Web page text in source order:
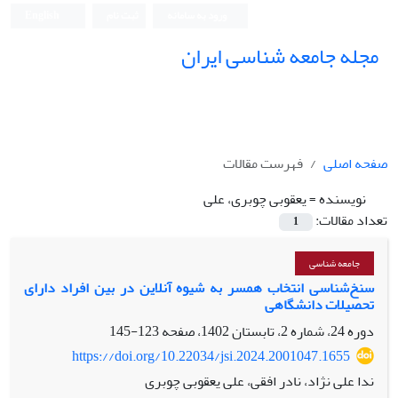
مجله جامعه شناسی ایران
صفحه اصلی
فهرست مقالات
نویسنده =یعقوبی چوبری، علی
تعداد مقالات:
1
جامعه شناسی
سنخ‌شناسی انتخاب همسر به شیوه آنلاین در بین افراد دارای
تحصیلات دانشگاهی
دوره 24، شماره 2، تابستان 1402، صفحه
123-145
https://doi.org/10.22034/jsi.2024.2001047.1655
ندا علی نژاد، نادر افقی، علی یعقوبی چوبری